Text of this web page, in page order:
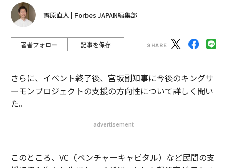
露原直人 | Forbes JAPAN編集部
著者フォロー 記事を保存
さらに、イベント終了後、宮坂副知事に今後のキングサ
ーモンプロジェクトの支援の方向性について詳しく聞い
た。
advertisement
このところ、VC（ベンチャーキャピタル）など民間の支